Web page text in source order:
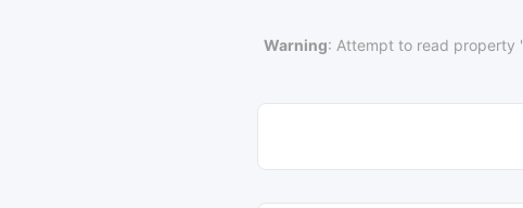
Warning: Attempt to read property